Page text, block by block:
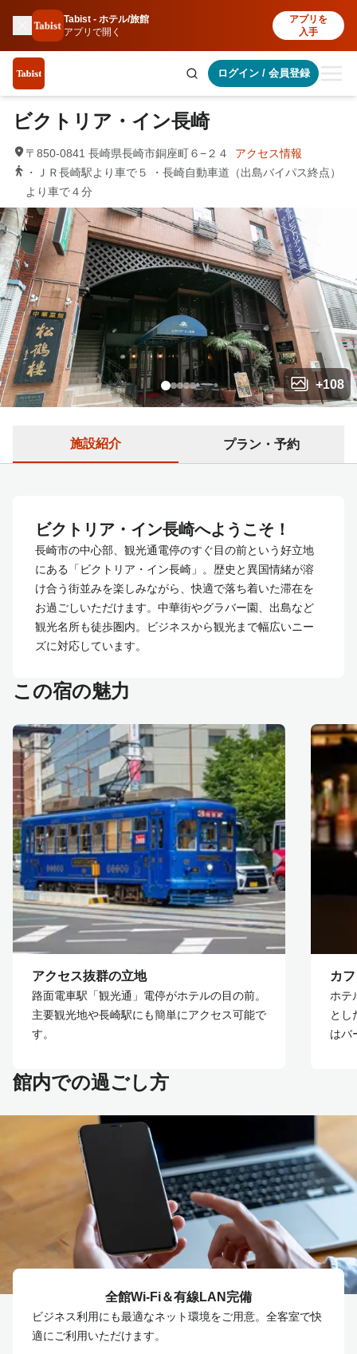
Tabist - ホテル/旅館
アプリで開く
アプリを
入手
ログイン/ 会員登録
+108
ビクトリア・イン長崎
〒850-0841 長崎県長崎市銅座町６−２４
アクセス情報
・ＪＲ長崎駅より車で５ ・長崎自動車道（出島バイパス終点）
より車で４分
施設紹介 プラン・予約
ビクトリア・イン長崎へようこそ！
長崎市の中心部、観光通電停のすぐ目の前という好立地
にある「ビクトリア・イン長崎」。歴史と異国情緒が溶
け合う街並みを楽しみながら、快適で落ち着いた滞在を
お過ごしいただけます。中華街やグラバー園、出島など
観光名所も徒歩圏内。ビジネスから観光まで幅広いニー
ズに対応しています。
この宿の魅力
アクセス抜群の立地
路面電車駅「観光通」電停がホテルの目の前。
主要観光地や長崎駅にも簡単にアクセス可能で
す。
カ
ホテ
とし
はバ
館内での過ごし方
全館Wi-Fi＆有線LAN完備
ビジネス利用にも最適なネット環境をご用意。全客室で快
適にご利用いただけます。